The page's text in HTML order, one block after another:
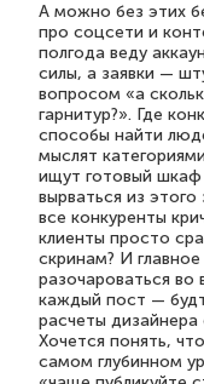
А можно без этих
про соцсети и
полгода веду
силы, а заявки —
вопросом «а
гарнитур?». Где
способы найти
мыслят
ищут готовый шкаф
вырваться из этого
все конкуренты
клиенты просто
скринам? И
разочароваться во
каждый пост —
расчеты дизайнера
Хочется понять,
самом глубинном